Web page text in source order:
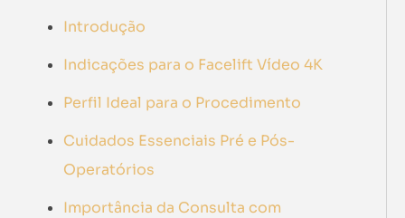
Introdução
Indicações para o Facelift Vídeo 4K
Perfil Ideal para o Procedimento
Cuidados Essenciais Pré e Pós-
Operatórios
Importância da Consulta com